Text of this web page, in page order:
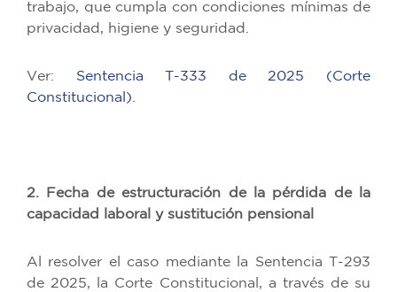
trabajo, que cumpla con condiciones mínimas de
privacidad, higiene y seguridad.
Ver: Sentencia T-333 de 2025 (Corte
Constitucional).
2. Fecha de estructuración de la pérdida de la
capacidad laboral y sustitución pensional
Al resolver el caso mediante la Sentencia T-293
de 2025, la Corte Constitucional, a través de su